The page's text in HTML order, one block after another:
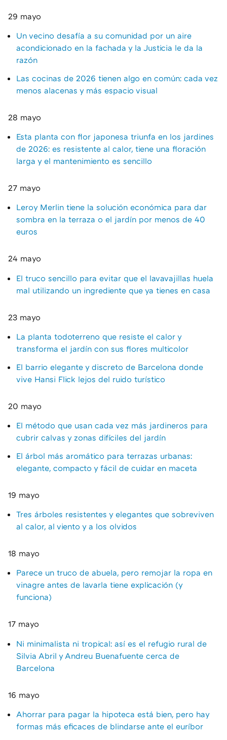
29 mayo
Un vecino desafía a su comunidad por un aire
acondicionado en la fachada y la Justicia le da la
razón
Las cocinas de 2026 tienen algo en común: cada vez
menos alacenas y más espacio visual
28 mayo
Esta planta con flor japonesa triunfa en los jardines
de 2026: es resistente al calor, tiene una floración
larga y el mantenimiento es sencillo
27 mayo
Leroy Merlin tiene la solución económica para dar
sombra en la terraza o el jardín por menos de 40
euros
24 mayo
El truco sencillo para evitar que el lavavajillas huela
mal utilizando un ingrediente que ya tienes en casa
23 mayo
La planta todoterreno que resiste el calor y
transforma el jardín con sus flores multicolor
El barrio elegante y discreto de Barcelona donde
vive Hansi Flick lejos del ruido turístico
20 mayo
El método que usan cada vez más jardineros para
cubrir calvas y zonas difíciles del jardín
El árbol más aromático para terrazas urbanas:
elegante, compacto y fácil de cuidar en maceta
19 mayo
Tres árboles resistentes y elegantes que sobreviven
al calor, al viento y a los olvidos
18 mayo
Parece un truco de abuela, pero remojar la ropa en
vinagre antes de lavarla tiene explicación (y
funciona)
17 mayo
Ni minimalista ni tropical: así es el refugio rural de
Silvia Abril y Andreu Buenafuente cerca de
Barcelona
16 mayo
Ahorrar para pagar la hipoteca está bien, pero hay
formas más eficaces de blindarse ante el euríbor